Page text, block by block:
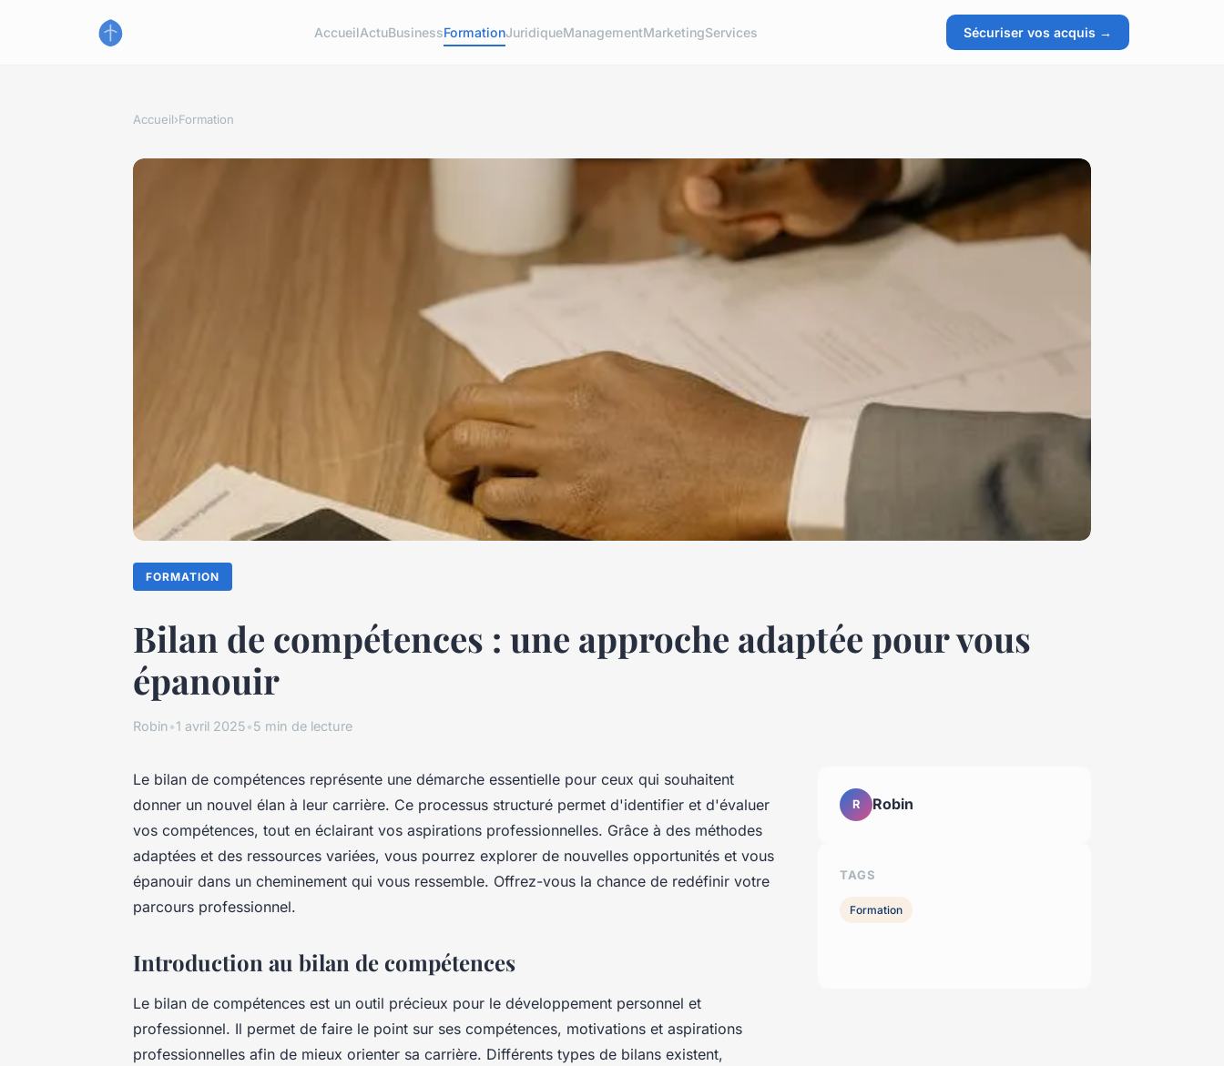
AccueilActuBusinessFormationJuridiqueManagementMarketingServices Sécuriser vos acquis →
Accueil›Formation
FORMATION
Bilan de compétences : une approche adaptée pour vous
épanouir
Robin•1 avril 2025•5 min de lecture
Le bilan de compétences représente une démarche essentielle pour ceux qui souhaitent
donner un nouvel élan à leur carrière. Ce processus structuré permet d'identifier et d'évaluer
vos compétences, tout en éclairant vos aspirations professionnelles. Grâce à des méthodes
adaptées et des ressources variées, vous pourrez explorer de nouvelles opportunités et vous
épanouir dans un cheminement qui vous ressemble. Offrez-vous la chance de redéfinir votre
parcours professionnel.
Introduction au bilan de compétences
Le bilan de compétences est un outil précieux pour le développement personnel et
professionnel. Il permet de faire le point sur ses compétences, motivations et aspirations
professionnelles afin de mieux orienter sa carrière. Différents types de bilans existent,
R Robin
TAGS
Formation